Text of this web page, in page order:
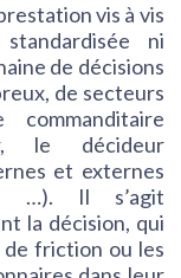
vis à vis
ni
de décisions
de secteurs
le décideur
et externes
…). Il s’agit
la décision, qui
friction ou les